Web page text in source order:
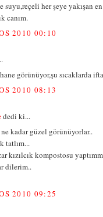
suyu,reçeli her şeye
canım.
2010 00:10
görünüyor,şu sıcaklarda
2010 08:13
dedi ki...
kadar güzel görünüyorlar..
tatlım...
kızılcık kompostosu
dilerim..
2010 09:25